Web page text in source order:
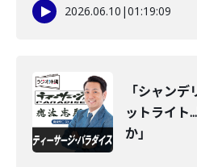
2026.06.10 |01:19:09
「シャン
ットライト
か」